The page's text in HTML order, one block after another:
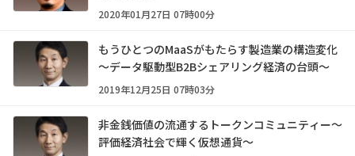
2020年01月27日 07時00分
もうひとつのMaaSがもたらす製造業の構造変化
～データ駆動型B2Bシェアリング経済の台頭～
2019年12月25日 07時03分
非金銭価値の流通するトークンコミュニティー～
評価経済社会で輝く仮想通貨～